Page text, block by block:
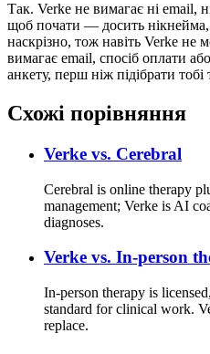
Так. Verke не вимагає ні email,
щоб почати — досить
наскрізно, тож навіть Verke не
вимагає email, спосіб оплати
анкету, перш ніж підібрати тобі
Схожі порівняння
Verke vs. Cerebral
Cerebral is online therapy
management; Verke is AI
diagnoses.
Verke vs. In-person
In-person therapy is
standard for clinical work.
replace.